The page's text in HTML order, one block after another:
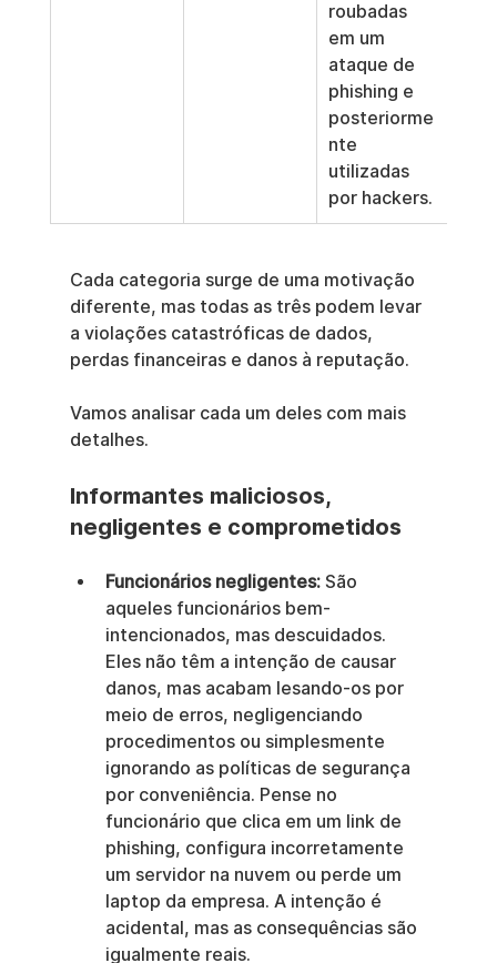
roubadas
em um
ataque de
phishing e
posteriorme
nte
utilizadas
por hackers.
Cada categoria surge de uma motivação
diferente, mas todas as três podem levar
a violações catastróficas de dados,
perdas financeiras e danos à reputação.
Vamos analisar cada um deles com mais
detalhes.
Informantes maliciosos,
negligentes e comprometidos
Funcionários negligentes: São
aqueles funcionários bem-
intencionados, mas descuidados.
Eles não têm a intenção de causar
danos, mas acabam lesando-os por
meio de erros, negligenciando
procedimentos ou simplesmente
ignorando as políticas de segurança
por conveniência. Pense no
funcionário que clica em um link de
phishing, configura incorretamente
um servidor na nuvem ou perde um
laptop da empresa. A intenção é
acidental, mas as consequências são
igualmente reais.